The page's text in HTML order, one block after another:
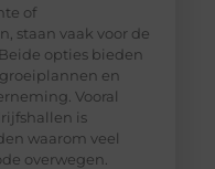
of
staan vaak voor de
opties bieden
en
Vooral
is
waarom veel
overwegen.